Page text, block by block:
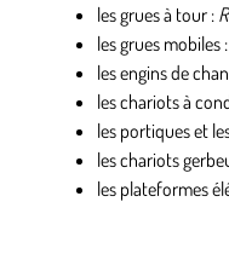
les grues à tour :
les grues mobiles :
les engins de
les chariots à
les portiques et
les chariots
les plateformes